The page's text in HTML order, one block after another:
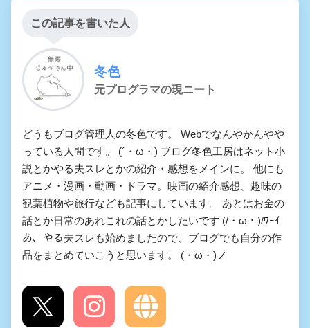
この記事を書いた人
冬色
元プログラマの現ニート
どうもブログ管理人の冬色です。 Webでなんやかんやや
っている人間です。 (´・ω・) ブログ冬色工房はネット小
説とかやる夫スレとかの紹介・感想をメインに。 他にも
アニメ・漫画・動画・ドラマ。映画の紹介感想、趣味の
観葉植物や旅行なども記事にしています。 あとはお金の
話とか日常のあれこれの話とかしたいです (/・ω・)/ﾜｰｲ
あ、やる夫スレも始めましたので、ブログでも自分の作
品をまとめていこうと思います。 (・ω・)ノ